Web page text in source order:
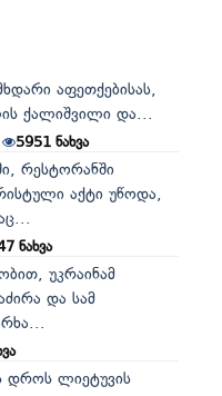
აფეთქებისას,
ქალიშვილი და...
5951 ნახვა
რესტორანში
აქტი უწოდა,
ნახვა
უკრაინამ
და სამ
დროს ლიეტუვის